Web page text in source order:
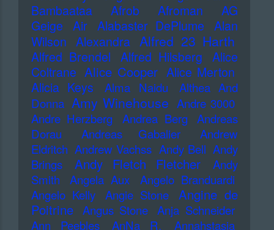
Bambaataa
Afrob Afroman
AG
Geige
Air Alabaster DePlume
Alan
Wilson Alexandra Alfred 23 Harth
Alfred Brendel Alfred Hilsberg
Alice
Coltrane Alice Cooper Alice Merton
Alicia Keys
Alma Naidu
Althea And
Donna Amy Winehouse Andre 3000
Andre Herzberg
Andrea Berg
Andreas
Dorau
Andreas Gabalier
Andrew
Eldritch Andrew Vachss Andy Bell Andy
Brings
Andy Fletch Fletcher
Andy
Smith
Angela Aux
Angelo Branduardi
Angelo Kelly
Angie Stone
Angine de
Poitrine Angus Stone Anja Schneider
Ann Peebles
AnNa R.
Annahstasia